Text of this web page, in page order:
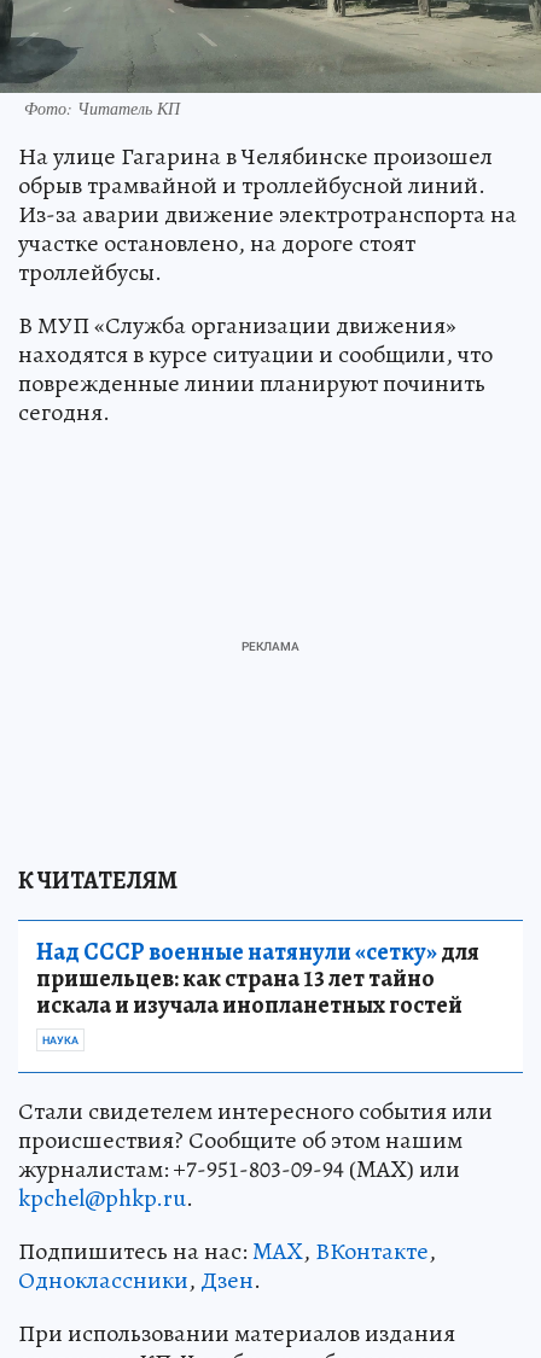
Фото: Читатель КП
На улице Гагарина в Челябинске произошел
обрыв трамвайной и троллейбусной линий.
Из-за аварии движение электротранспорта на
участке остановлено, на дороге стоят
троллейбусы.
В МУП «Служба организации движения»
находятся в курсе ситуации и сообщили, что
поврежденные линии планируют починить
сегодня.
К ЧИТАТЕЛЯМ
Над СССР военные натянули «сетку»для
пришельцев: как страна 13 лет тайно
искала и изучала инопланетных гостей
НАУКА
Стали свидетелем интересного события или
происшествия? Сообщите об этом нашим
журналистам: +7-951-803-09-94 (MAX) или
kpchel@phkp.ru.
Подпишитесь на нас:MAX, ВКонтакте,
Одноклассники, Дзен.
При использовании материалов издания